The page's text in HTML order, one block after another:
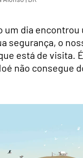
dia encontrou
segurança, o
está de visita.
não consegue